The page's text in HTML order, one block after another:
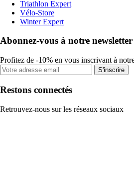
Triathlon Expert
Vélo-Store
Winter Expert
Abonnez-vous à notre newsletter
Profitez de -10% en vous inscrivant à
S'inscrire
Restons connectés
Retrouvez-nous sur les réseaux sociaux